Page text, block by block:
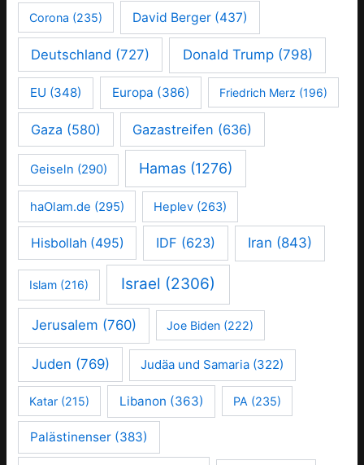
Corona (235) David Berger (437)
Deutschland (727) Donald Trump(798)
EU (348) Europa (386) Friedrich Merz (196)
Gaza (580) Gazastreifen (636)
Geiseln (290) Hamas (1276)
haOlam.de (295) Heplev (263)
Hisbollah(495) IDF (623) Iran (843)
Islam (216) Israel (2306)
Jerusalem (760) Joe Biden (222)
Juden (769) Judäa und Samaria (322)
Katar (215) Libanon (363) PA (235)
Palästinenser (383)